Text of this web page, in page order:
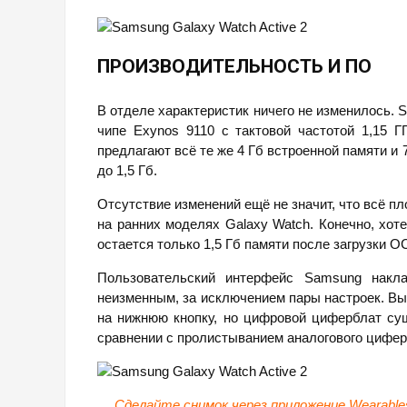
ПРОИЗВОДИТЕЛЬНОСТЬ И ПО
В отделе характеристик ничего не
чипе Exynos 9110 с тактовой частотой 1,15
предлагают всё те же 4 Гб встроенной памяти
до 1,5 Гб.
Отсутствие изменений ещё не значит, что всё
на ранних моделях Galaxy Watch. Конечно,
остается только 1,5 Гб памяти после загрузки
Пользовательский интерфейс Samsung
неизменным, за исключением пары настроек.
на нижнюю кнопку, но цифровой циферблат
сравнении с пролистыванием аналогового